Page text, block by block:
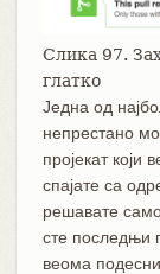
Слика 97.
глатко
Једна од
непрестано
пројекат који
спајате са
решавате
сте последњи
веома